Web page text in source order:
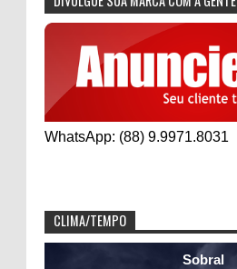
WhatsApp: (88) 9.9971.8031
CLIMA/TEMPO
Sobral